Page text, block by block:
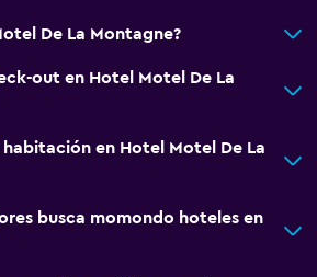
De La Montagne?
out en Hotel Motel De La
en Hotel Motel De La
busca momondo hoteles en